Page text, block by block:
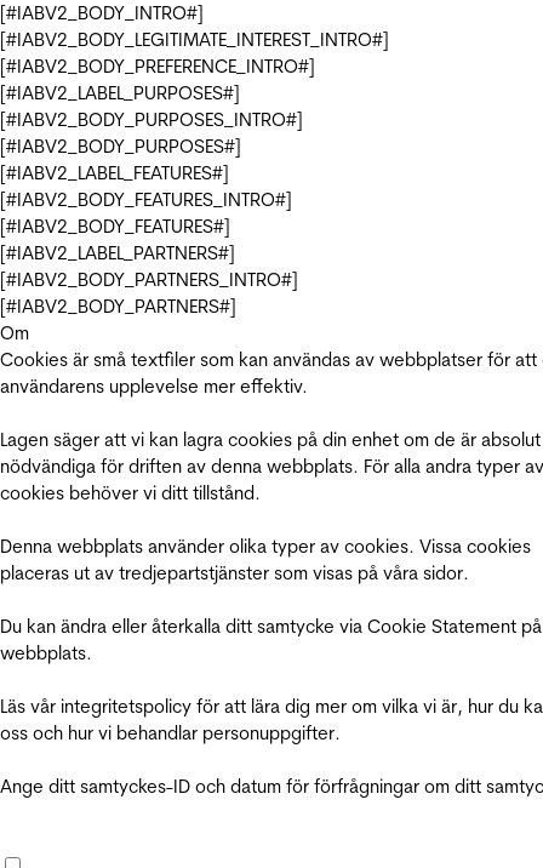
[#IABV2_BODY_INTRO#]
[#IABV2_BODY_LEGITIMATE_INTEREST_INTRO#]
[#IABV2_BODY_PREFERENCE_INTRO#]
[#IABV2_LABEL_PURPOSES#]
[#IABV2_BODY_PURPOSES_INTRO#]
[#IABV2_BODY_PURPOSES#]
[#IABV2_LABEL_FEATURES#]
[#IABV2_BODY_FEATURES_INTRO#]
[#IABV2_BODY_FEATURES#]
[#IABV2_LABEL_PARTNERS#]
[#IABV2_BODY_PARTNERS_INTRO#]
[#IABV2_BODY_PARTNERS#]
Om
Cookies är små textfiler som kan användas av webbplatser för att
användarens upplevelse mer effektiv.
Lagen säger att vi kan lagra cookies på din enhet om de är absolut
nödvändiga för driften av denna webbplats. För alla andra typer av
cookies behöver vi ditt tillstånd.
Denna webbplats använder olika typer av cookies. Vissa cookies
placeras ut av tredjepartstjänster som visas på våra sidor.
Du kan ändra eller återkalla ditt samtycke via Cookie Statement
webbplats.
Läs vår integritetspolicy för att lära dig mer om vilka vi är, hur du
oss och hur vi behandlar personuppgifter.
Ange ditt samtyckes-ID och datum för förfrågningar om ditt